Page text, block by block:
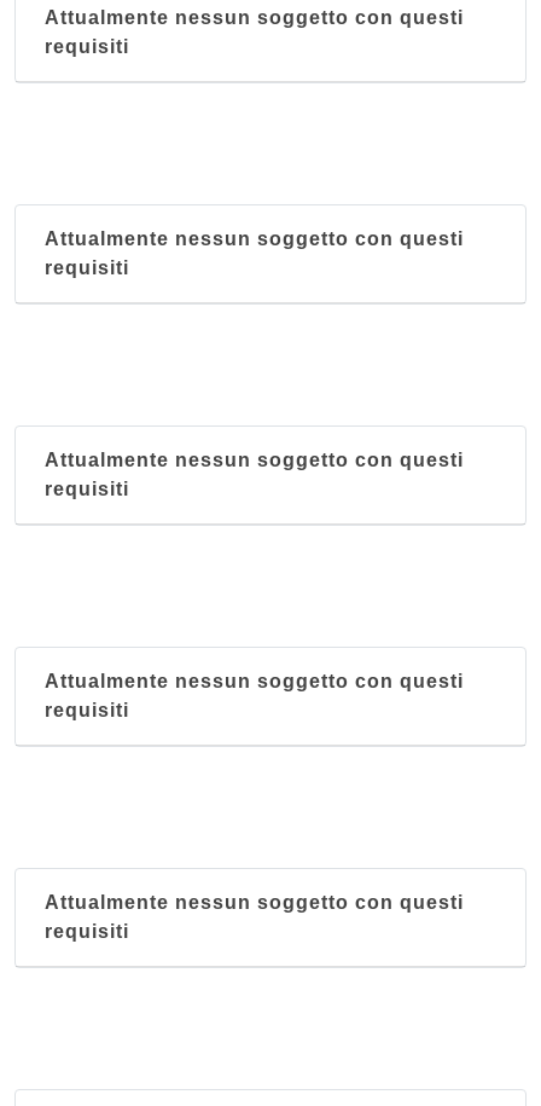
Attualmente nessun soggetto con questi
requisiti
Attualmente nessun soggetto con questi
requisiti
Attualmente nessun soggetto con questi
requisiti
Attualmente nessun soggetto con questi
requisiti
Attualmente nessun soggetto con questi
requisiti